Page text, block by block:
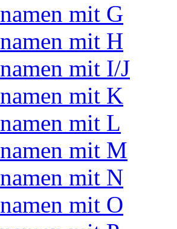
mit G
mit H
mit I/J
mit K
mit L
mit M
mit N
mit O